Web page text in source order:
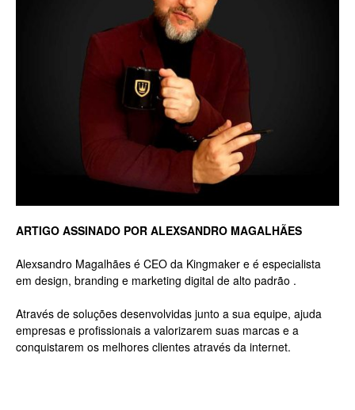
e
Luxo
Rua
Haddock
ARTIGO ASSINADO POR ALEXSANDRO MAGALHÃES
Alexsandro Magalhães é CEO da Kingmaker e é especialista
em design, branding e marketing digital de alto padrão .
Através de soluções desenvolvidas junto a sua equipe, ajuda
empresas e profissionais a valorizarem suas marcas e a
conquistarem os melhores clientes através da internet.